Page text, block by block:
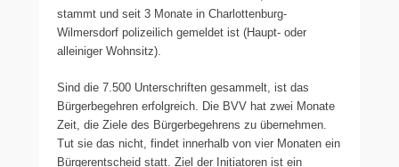
stammt und seit 3 Monate in Charlottenburg-
Wilmersdorf polizeilich gemeldet ist (Haupt- oder
alleiniger Wohnsitz).
Sind die 7.500 Unterschriften gesammelt, ist das
Bürgerbegehren erfolgreich. Die BVV hat zwei Monate
Zeit, die Ziele des Bürgerbegehrens zu übernehmen.
Tut sie das nicht, findet innerhalb von vier Monaten ein
Bürgerentscheid statt. Ziel der Initiatoren ist ein